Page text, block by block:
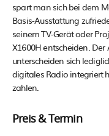
spart man sich bei dem
Basis-Ausstattung
seinem TV-Gerät oder
X1600H entscheiden. Der
unterscheiden sich
digitales Radio integriert
zahlen.
Preis & Termin